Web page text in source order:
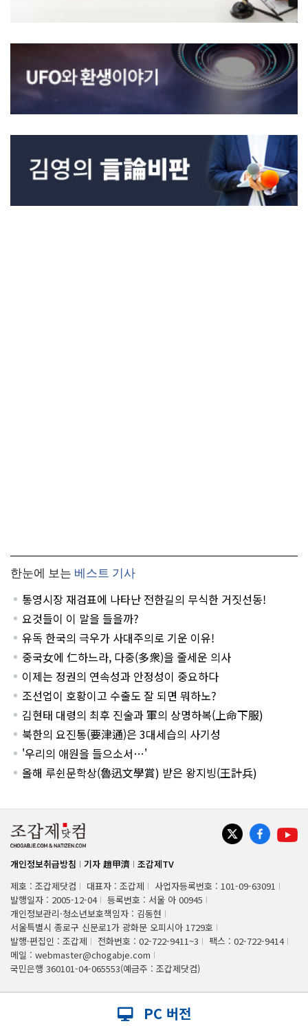
한눈에 보는 베스트 기사
통영시장 재검표에 나타난 전한길의 무식한 거짓선동!
요것들이 이 말을 들을까?
유독 한국의 극우가 사대주의로 기운 이유!
중국女에 仁하느라, 다중(多衆)을 줄세운 의사
이제는 정권의 연속성과 안정성이 중요하다
조선업이 호황이고 수출도 잘 되면 뭐하노?
김현태 대령의 최후 진술과 軍의 상명하복(上命下服)
북한의 요진통(要津通)은 3대세습의 사기성
'우리의 애원을 들으소서…'
올해 루쉰문학상(魯迅文學賞) 받은 왕지빙(王計兵)
개인정보취급방침 기자 趙甲濟
조갑제TV
제호 : 조갑제닷컴
대표자 : 조갑제
사업자등록번호 : 101-09-63091
발행일자 : 2005-12-04
등록번호 : 서울 아 00945
개인정보관리·청소년보호책임자 : 김동현
서울특별시 종로구 신문로1가 광화문 오피시아 1729호
발행·편집인 : 조갑제
전화번호 : 02-722-9411~3
팩스 : 02-722-9414
메일 : webmaster@chogabje.com
국민은행 360101-04-065553(예금주 : 조갑제닷컴)
PC 버전